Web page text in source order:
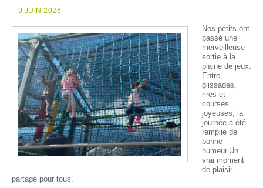
9 JUIN 2026
Nos petits ont
passé une
merveilleuse
sortie à la
plaine de jeux.
Entre
glissades,
rires et
courses
joyeuses, la
journée a été
remplie de
bonne
humeur.Un
vrai moment
de plaisir
partagé pour tous.